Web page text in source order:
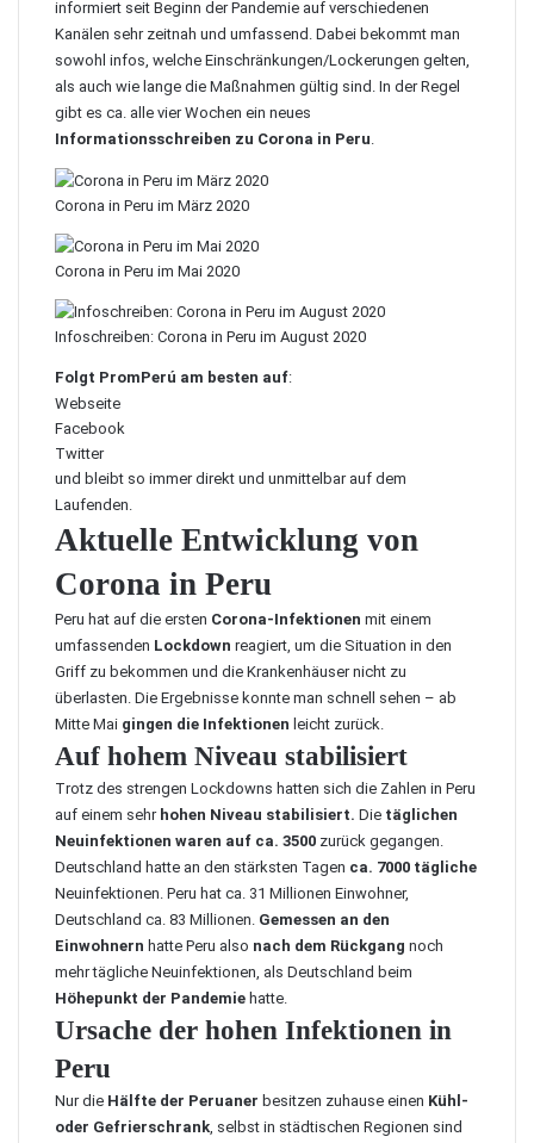
informiert seit Beginn der Pandemie auf verschiedenen
Kanälen sehr zeitnah und umfassend. Dabei bekommt man
sowohl infos, welche Einschränkungen/Lockerungen gelten,
als auch wie lange die Maßnahmen gültig sind. In der Regel
gibt es ca. alle vier Wochen ein neues
Informationsschreiben zu Corona in Peru.
Corona in Peru im März 2020
Corona in Peru im Mai 2020
Infoschreiben: Corona in Peru im August 2020
Folgt PromPerú am besten auf:
Webseite
Facebook
Twitter
und bleibt so immer direkt und unmittelbar auf dem
Laufenden.
Aktuelle Entwicklung von
Corona in Peru
Peru hat auf die ersten Corona-Infektionen mit einem
umfassenden Lockdown reagiert, um die Situation in den
Griff zu bekommen und die Krankenhäuser nicht zu
überlasten. Die Ergebnisse konnte man schnell sehen – ab
Mitte Mai gingen die Infektionen leicht zurück.
Auf hohem Niveau stabilisiert
Trotz des strengen Lockdowns hatten sich die Zahlen in Peru
auf einem sehr hohen Niveau stabilisiert. Die täglichen
Neuinfektionen waren auf ca. 3500 zurück gegangen.
Deutschland hatte an den stärksten Tagen ca. 7000 tägliche
Neuinfektionen. Peru hat ca. 31 Millionen Einwohner,
Deutschland ca. 83 Millionen. Gemessen an den
Einwohnern hatte Peru also nach dem Rückgang noch
mehr tägliche Neuinfektionen, als Deutschland beim
Höhepunkt der Pandemie hatte.
Ursache der hohen Infektionen in
Peru
Nur die Hälfte der Peruaner besitzen zuhause einen Kühl-
oder Gefrierschrank, selbst in städtischen Regionen sind